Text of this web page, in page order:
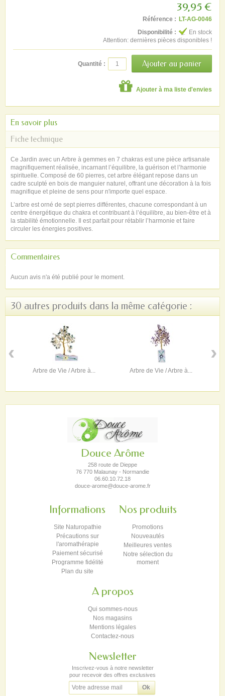
39,95 €
Référence : LT-AG-0046
Disponibilité :
En stock
Attention: dernières pièces disponibles !
Quantité :
Ajouter à ma liste d'envies
En savoir plus
Fiche technique
Ce Jardin avec un Arbre à gemmes en 7 chakras est une pièce artisanale
magnifiquement réalisée, incarnant l’équilibre, la guérison et l’harmonie
spirituelle. Composé de 60 pierres, cet arbre élégant repose dans un
cadre sculpté en bois de manguier naturel, offrant une décoration à la fois
magnifique et pleine de sens pour n'importe quel espace.
L’arbre est orné de sept pierres différentes, chacune correspondant à un
centre énergétique du chakra et contribuant à l’équilibre, au bien-être et à
la stabilité émotionnelle. Il est parfait pour rétablir l’harmonie et faire
circuler les énergies positives.
Commentaires
Aucun avis n'a été publié pour le moment.
30 autres produits dans la même catégorie :
Arbre de Vie / Arbre à... Arbre de Vie / Arbre à...
‹ ›
Douce Arôme
258 route de Dieppe
76 770 Malaunay - Normandie
06.60.10.72.18
douce-arome@douce-arome.fr
Informations
Site Naturopathie
Précautions sur
l'aromathérapie
Paiement sécurisé
Programme fidélité
Plan du site
Nos produits
Promotions
Nouveautés
Meilleures ventes
Notre sélection du
moment
A propos
Qui sommes-nous
Nos magasins
Mentions légales
Contactez-nous
Newsletter
Inscrivez-vous à notre newsletter
pour recevoir des offres exclusives